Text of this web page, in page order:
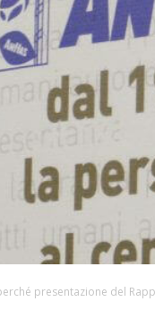
presentazione del